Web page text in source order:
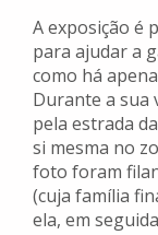
A exposição é
para ajudar a
como há
Durante a sua
pela estrada
si mesma no
foto foram
(cuja família
ela, em